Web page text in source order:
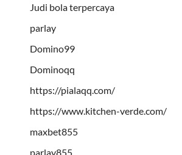
Judi bola terpercaya
parlay
Domino99
Dominoqq
https://pialaqq.com/
https://www.kitchen-verde.com/
maxbet855
parlay855